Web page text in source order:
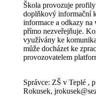
Škola provozuje profily
doplňkový informační
informace a odkazy
přímo nezveřejňuje.
využívány ke
může docházet ke
provozovatelem
Správce: ZŠ v Teplé ,
Rokusek,